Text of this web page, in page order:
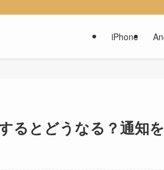
iPhone
るとどうなる？通知